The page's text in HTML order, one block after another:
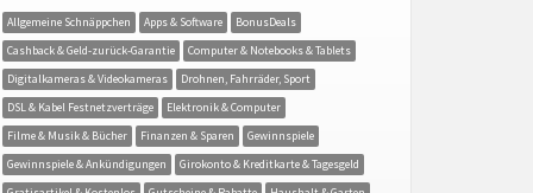
Allgemeine Schnäppchen Apps & Software
BonusDeals
Cashback & Geld-zurück-Garantie
Computer & Notebooks & Tablets
Digitalkameras & Videokameras
Drohnen, Fahrräder, Sport
DSL & Kabel Festnetzverträge
Elektronik & Computer
Filme & Musik & Bücher
Finanzen & Sparen
Gewinnspiele
Gewinnspiele & Ankündigungen
Girokonto & Kreditkarte & Tagesgeld